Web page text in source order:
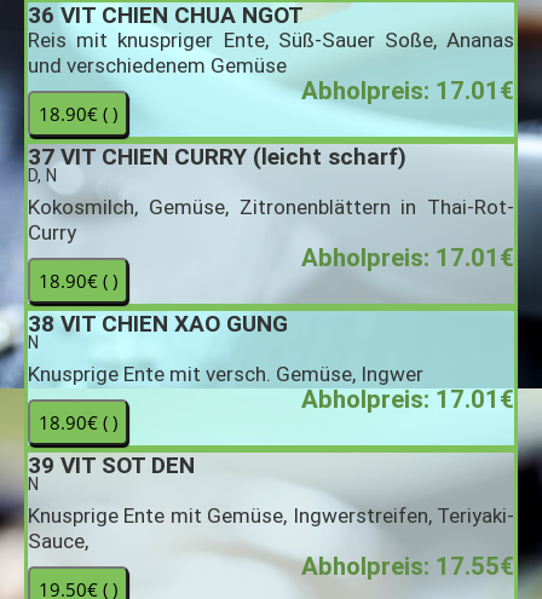
36 VIT CHIEN CHUA NGOT
Reis mit knuspriger Ente, Süß-Sauer Soße, Ananas
und verschiedenem Gemüse
Abholpreis: 17.01€
37VIT CHIEN CURRY (leicht scharf)
D, N
Kokosmilch, Gemüse, Zitronenblättern in Thai-Rot-
Curry
Abholpreis: 17.01€
38 VIT CHIEN XAO GUNG
N
Knusprige Ente mit versch. Gemüse, Ingwer
Abholpreis: 17.01€
39 VIT SOT DEN
N
Knusprige Ente mit Gemüse, Ingwerstreifen, Teriyaki-
Sauce,
Abholpreis: 17.55€